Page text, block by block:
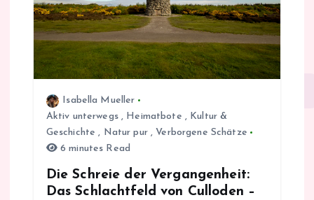
v
g
Isabella Mueller
Aktiv unterwegs, Heimatbote , Kultur &
Geschichte , Natur pur, Verborgene Schätze
6 minutes Read
Die Schreie der Vergangenheit:
Das Schlachtfeld von Culloden –